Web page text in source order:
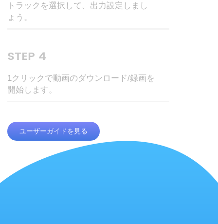
トラックを選択して、出力設定しまし
ょう。
STEP 4
1クリックで動画のダウンロード/録画を
開始します。
ユーザーガイドを見る